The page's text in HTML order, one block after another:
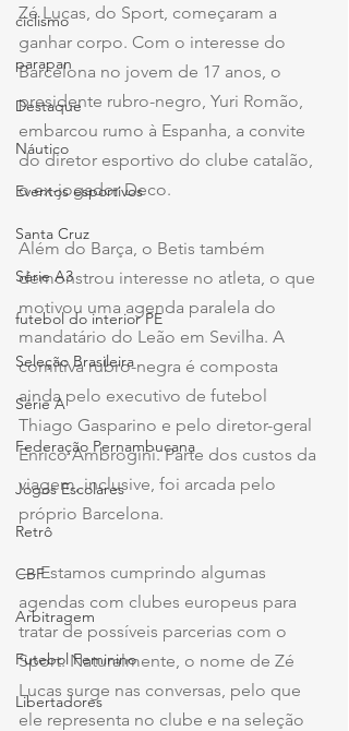
ciclismo
parapan
Destaque
Náutico
Eventos esportivos
Santa Cruz
Série A3
futebol do interior PE
Seleção Brasileira
Série A
Federação Pernambucana
Jogos Escolares
Retrô
CBF
Arbitragem
Futebol Feminino
Libertadores
Zé Lucas, do Sport, começaram a
ganhar corpo. Com o interesse do
Barcelona no jovem de 17 anos, o
presidente rubro-negro, Yuri Romão,
embarcou rumo à Espanha, a convite
do diretor esportivo do clube catalão,
o ex-jogador Deco.
Além do Barça, o Betis também
demonstrou interesse no atleta, o que
motivou uma agenda paralela do
mandatário do Leão em Sevilha. A
comitiva rubro-negra é composta
ainda pelo executivo de futebol
Thiago Gasparino e pelo diretor-geral
Enrico Ambrogini. Parte dos custos da
viagem, inclusive, foi arcada pelo
próprio Barcelona.
— Estamos cumprindo algumas
agendas com clubes europeus para
tratar de possíveis parcerias com o
Sport. Naturalmente, o nome de Zé
Lucas surge nas conversas, pelo que
ele representa no clube e na seleção